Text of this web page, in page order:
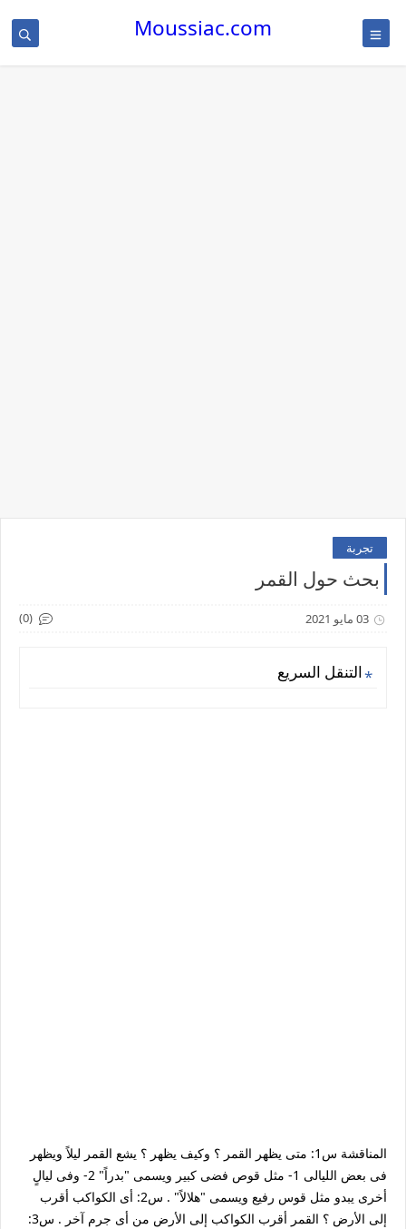
Moussiac.com
تجربة
بحث حول القمر
03 مايو 2021 (0)
التنقل السريع
المناقشة س1: متى يظهر القمر ؟ وكيف يظهر ؟ يشع القمر ليلاً ويظهر
فى بعض الليالى 1- مثل قوص فضى كبير ويسمى "بدراً" 2- وفى ليالٍ
أخرى يبدو مثل قوس رفيع ويسمى "هلالاً" . س2: أى الكواكب أقرب
إلى الأرض ؟ القمر أقرب الكواكب إلى الأرض من أى جرم آخر . س3: